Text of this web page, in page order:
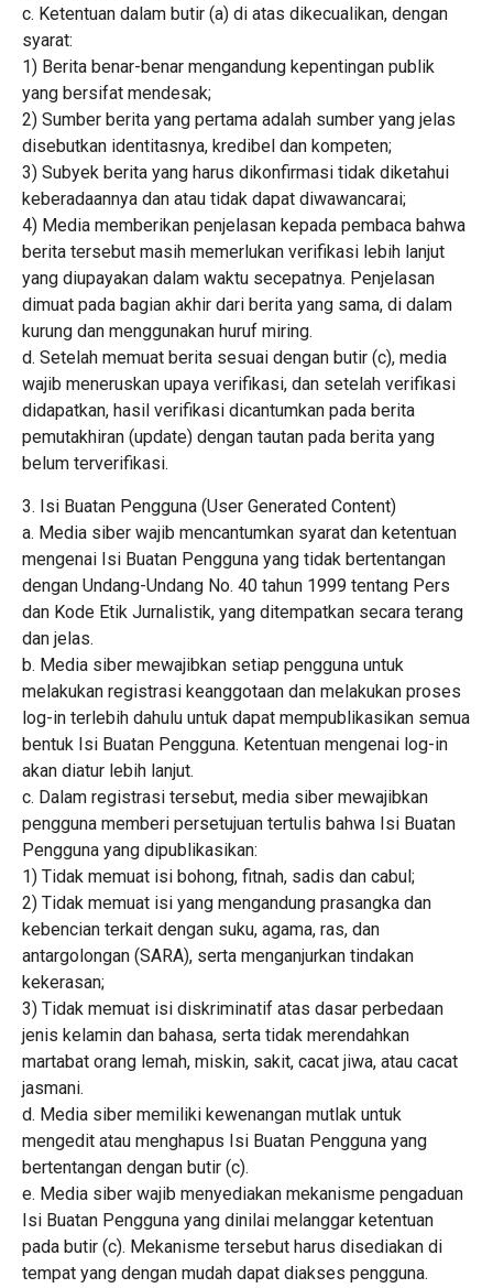
c. Ketentuan dalam butir (a) di atas dikecualikan, dengan
syarat:
1) Berita benar-benar mengandung kepentingan publik
yang bersifat mendesak;
2) Sumber berita yang pertama adalah sumber yang jelas
disebutkan identitasnya, kredibel dan kompeten;
3) Subyek berita yang harus dikonfirmasi tidak diketahui
keberadaannya dan atau tidak dapat diwawancarai;
4) Media memberikan penjelasan kepada pembaca bahwa
berita tersebut masih memerlukan verifikasi lebih lanjut
yang diupayakan dalam waktu secepatnya. Penjelasan
dimuat pada bagian akhir dari berita yang sama, di dalam
kurung dan menggunakan huruf miring.
d. Setelah memuat berita sesuai dengan butir (c), media
wajib meneruskan upaya verifikasi, dan setelah verifikasi
didapatkan, hasil verifikasi dicantumkan pada berita
pemutakhiran (update) dengan tautan pada berita yang
belum terverifikasi.
3. Isi Buatan Pengguna (User Generated Content)
a. Media siber wajib mencantumkan syarat dan ketentuan
mengenai Isi Buatan Pengguna yang tidak bertentangan
dengan Undang-Undang No. 40 tahun 1999 tentang Pers
dan Kode Etik Jurnalistik, yang ditempatkan secara terang
dan jelas.
b. Media siber mewajibkan setiap pengguna untuk
melakukan registrasi keanggotaan dan melakukan proses
log-in terlebih dahulu untuk dapat mempublikasikan semua
bentuk Isi Buatan Pengguna. Ketentuan mengenai log-in
akan diatur lebih lanjut.
c. Dalam registrasi tersebut, media siber mewajibkan
pengguna memberi persetujuan tertulis bahwa Isi Buatan
Pengguna yang dipublikasikan:
1) Tidak memuat isi bohong, fitnah, sadis dan cabul;
2) Tidak memuat isi yang mengandung prasangka dan
kebencian terkait dengan suku, agama, ras, dan
antargolongan (SARA), serta menganjurkan tindakan
kekerasan;
3) Tidak memuat isi diskriminatif atas dasar perbedaan
jenis kelamin dan bahasa, serta tidak merendahkan
martabat orang lemah, miskin, sakit, cacat jiwa, atau cacat
jasmani.
d. Media siber memiliki kewenangan mutlak untuk
mengedit atau menghapus Isi Buatan Pengguna yang
bertentangan dengan butir (c).
e. Media siber wajib menyediakan mekanisme pengaduan
Isi Buatan Pengguna yang dinilai melanggar ketentuan
pada butir (c). Mekanisme tersebut harus disediakan di
tempat yang dengan mudah dapat diakses pengguna.